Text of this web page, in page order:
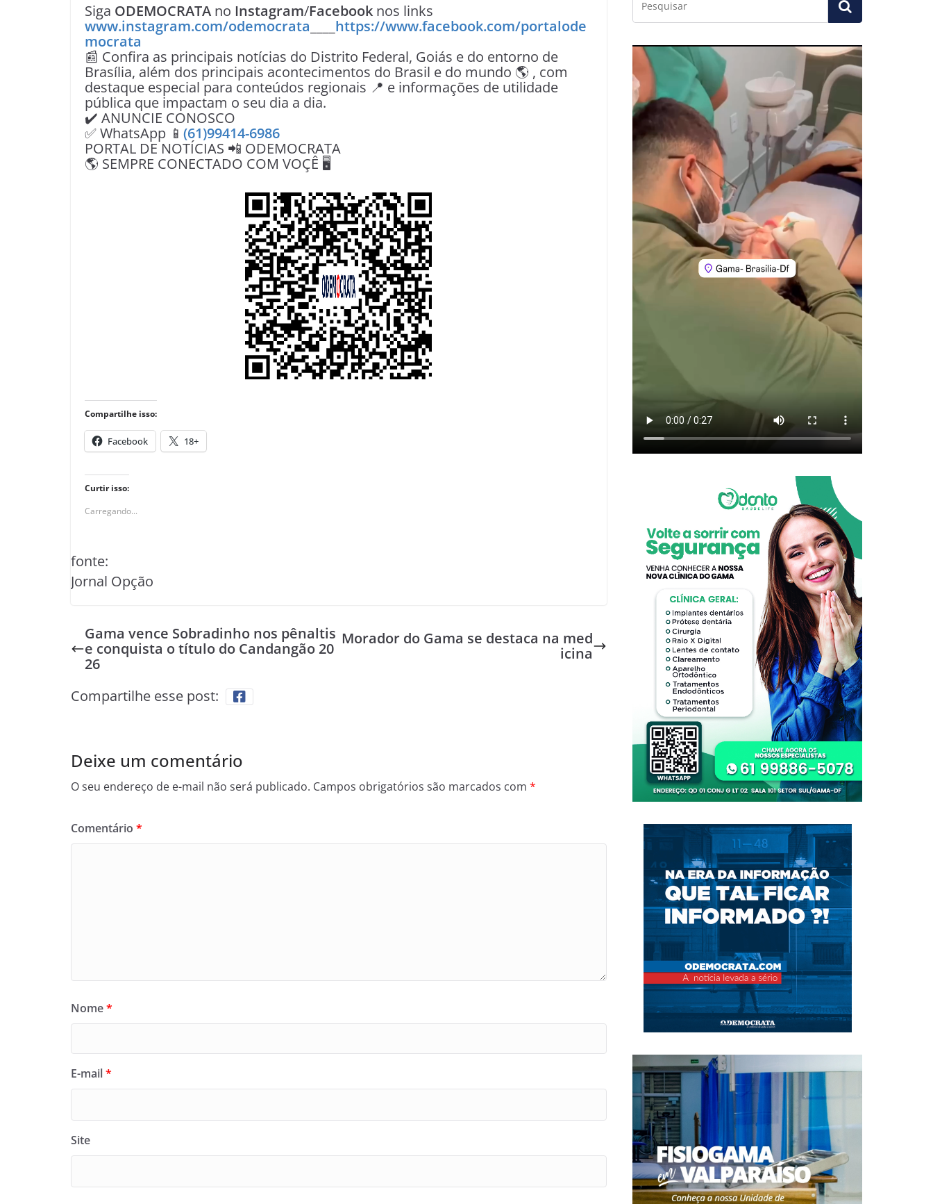
Siga ODEMOCRATA no Instagram/Facebook nos links
www.instagram.com/odemocrata
https://www.facebook.com/portalode
mocrata
📰 Confira as principais notícias do Distrito Federal, Goiás e do entorno de
Brasília, além dos principais acontecimentos do Brasil e do mundo 🌎 , com
destaque especial para conteúdos regionais 📍 e informações de utilidade
pública que impactam o seu dia a dia.
✔️ ANUNCIE CONOSCO
✅ WhatsApp 📱 (61)99414-6986
PORTAL DE NOTÍCIAS 📲 ODEMOCRATA
🌎 SEMPRE CONECTADO COM VOÇÊ 🖥️
Compartilhe isso:
Facebook 18+
Curtir isso:
Carregando...
fonte:
Jornal Opção
Gama vence Sobradinho nos pênaltis
e conquista o título do Candangão 20
26
Morador do Gama se destaca na med
icina
Compartilhe esse post:
Deixe um comentário
O seu endereço de e-mail não será publicado. Campos obrigatórios são marcados com *
Comentário *
Nome*
E-mail*
Site